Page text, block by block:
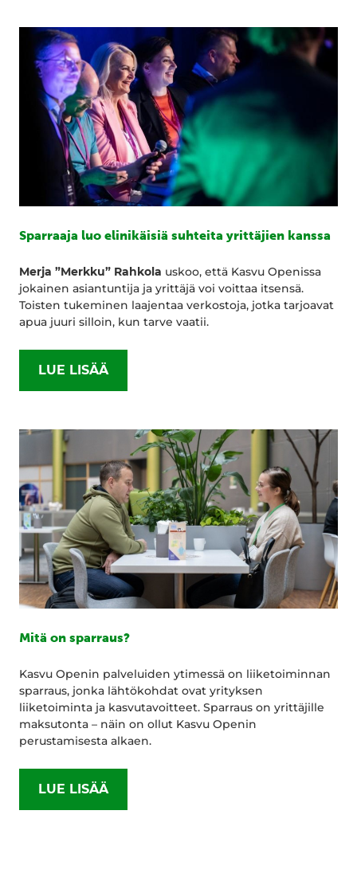
Sparraaja luo elinikäisiä suhteita yrittäjien kanssa
Merja ”Merkku” Rahkola uskoo, että Kasvu Openissa
jokainen asiantuntija ja yrittäjä voi voittaa itsensä.
Toisten tukeminen laajentaa verkostoja, jotka tarjoavat
apua juuri silloin, kun tarve vaatii.
LUE LISÄÄ
Mitä on sparraus?
Kasvu Openin palveluiden ytimessä on liiketoiminnan
sparraus, jonka lähtökohdat ovat yrityksen
liiketoiminta ja kasvutavoitteet. Sparraus on yrittäjille
maksutonta – näin on ollut Kasvu Openin
perustamisesta alkaen.
LUE LISÄÄ